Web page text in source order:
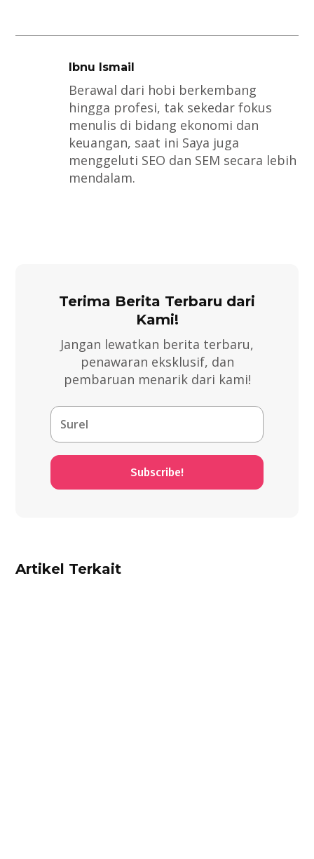
Ibnu Ismail
Berawal dari hobi berkembang
hingga profesi, tak sekedar fokus
menulis di bidang ekonomi dan
keuangan, saat ini Saya juga
menggeluti SEO dan SEM secara lebih
mendalam.
Terima Berita Terbaru dari
Kami!
Jangan lewatkan berita terbaru,
penawaran eksklusif, dan
pembaruan menarik dari kami!
Subscribe!
Artikel Terkait